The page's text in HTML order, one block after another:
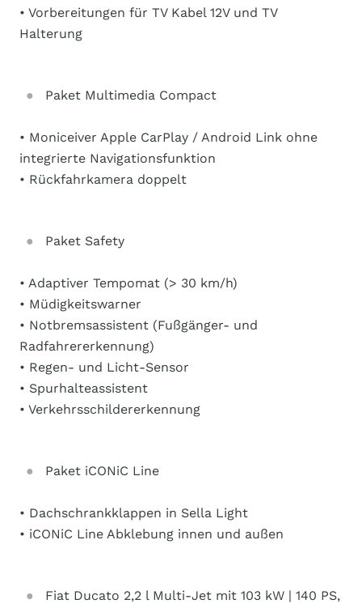
• Vorbereitungen für TV Kabel 12V und TV
Halterung
Paket Multimedia Compact
• Moniceiver Apple CarPlay / Android Link ohne
integrierte Navigationsfunktion
• Rückfahrkamera doppelt
Paket Safety
• Adaptiver Tempomat (> 30 km/h)
• Müdigkeitswarner
• Notbremsassistent (Fußgänger- und
Radfahrererkennung)
• Regen- und Licht-Sensor
• Spurhalteassistent
• Verkehrsschildererkennung
Paket iCONiC Line
• Dachschrankklappen in Sella Light
• iCONiC Line Abklebung innen und außen
Fiat Ducato 2,2 l Multi-Jet mit 103 kW | 140 PS,